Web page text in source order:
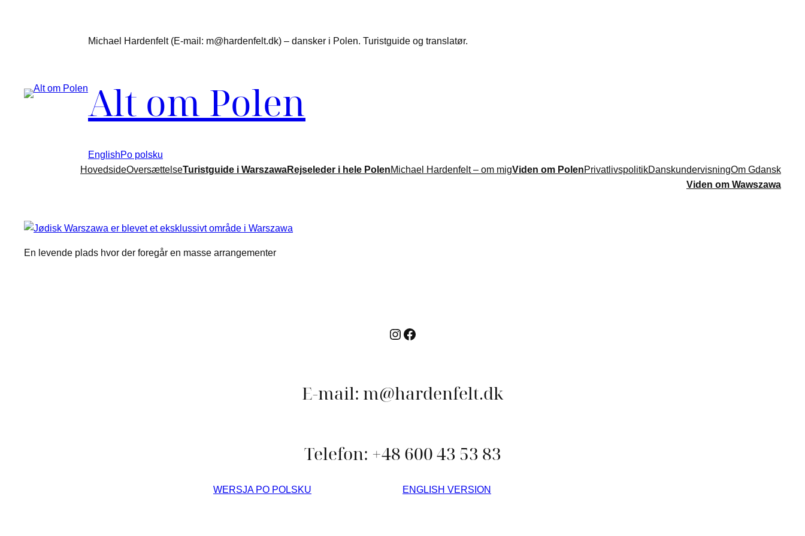
Michael Hardenfelt (E-mail: m@hardenfelt.dk) – dansker i Polen. Turistguide og translatør.
Alt om Polen
EnglishPo polsku
HovedsideOversættelseTuristguide i WarszawaRejseleder i hele PolenMichael Hardenfelt – om migViden om PolenPrivatlivspolitikDanskundervisningOm Gdansk
Viden om Wawszawa
En levende plads hvor der foregår en masse arrangementer
Instagram
Facebook
E-mail: m@hardenfelt.dk
Telefon: +48 600 43 53 83
WERSJA PO POLSKU ENGLISH VERSION